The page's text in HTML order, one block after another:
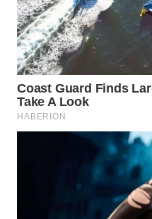
WAHANA
TANI
WAHANA
ADVOKAT
WAHANA